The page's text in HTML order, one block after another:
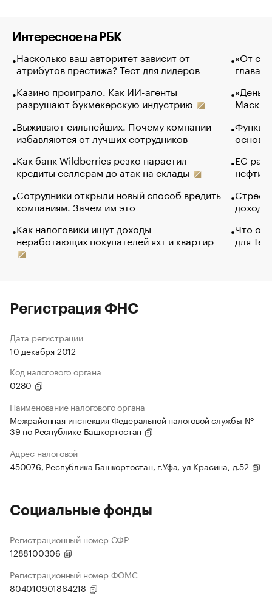
Интересное на РБК
Насколько ваш авторитет зависит от
атрибутов престижа? Тест для лидеров
Казино проиграло. Как ИИ-агенты
разрушают букмекерскую индустрию
Выживают сильнейших. Почему компании
избавляются от лучших сотрудников
Как банк Wildberries резко нарастил
кредиты селлерам до атак на склады
Сотрудники открыли новый способ вредить
компаниям. Зачем им это
Как налоговики ищут доходы
неработающих покупателей яхт и квартир
«От
глава
Маск в
основ
ЕС
нефти
Что
для
Регистрация ФНС
Дата регистрации
10 декабря 2012
Код налогового органа
0280
Наименование налогового органа
Межрайонная инспекция Федеральной налоговой службы №
39 по Республике Башкортостан
Адрес налоговой
450076, Республика Башкортостан, г.Уфа, ул Красина, д.52
Социальные фонды
Регистрационный номер СФР
1288100306
Регистрационный номер ФОМС
804010901864218